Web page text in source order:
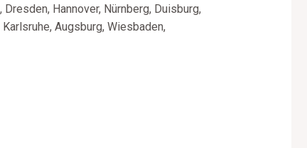
Hannover, Nürnberg, Duisburg,
Augsburg, Wiesbaden,